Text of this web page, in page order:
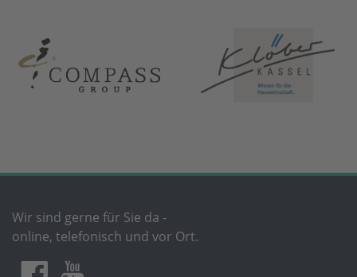
Wir sind gerne für Sie da -
online, telefonisch und vor Ort.